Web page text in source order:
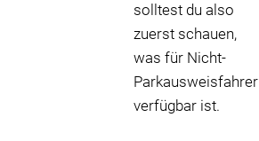
solltest du also
zuerst schauen,
was für Nicht-
Parkausweisfahrer
verfügbar ist.